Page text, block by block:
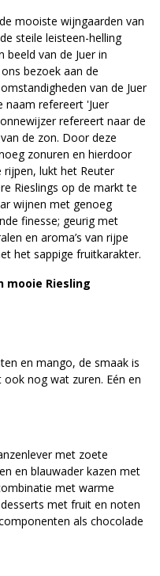
mooiste wijngaarden van
steile leisteen-helling
van de Juffer in
bezoek aan de
van de Juffer
refereert 'Juffer
refereert naar de
de zon. Door deze
zonuren en hierdoor
lukt het Reuter
Rieslings op de markt te
wijnen met genoeg
finesse; geurig met
en aroma’s van rijpe
het sappige fruitkarakter.
mooie Riesling
en mango, de smaak is
nog wat zuren. Eén en
met zoete
en blauwader kazen met
met warme
met fruit en noten
als chocolade